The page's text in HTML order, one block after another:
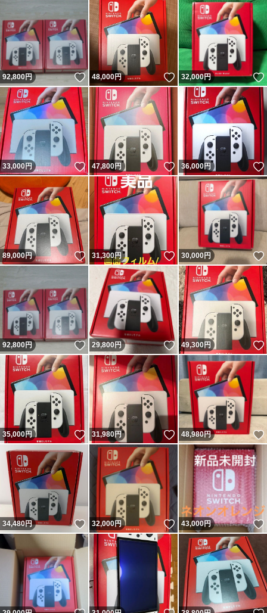
92,800円 いいね！
48,000円 いいね！
32,000円
33,000円 いいね！
47,800円 いいね！
36,000円
89,000円 いいね！
31,300円 いいね！
30,000円
92,800円 いいね！
29,800円 いいね！
49,300円
35,000円 いいね！
31,980円 いいね！
48,980円
34,480円 いいね！
32,000円 いいね！
43,000円